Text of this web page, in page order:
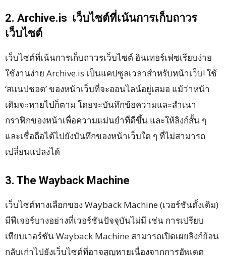
2. Archive.is เว็บไซต์ที่เน้นการเก็บถาวร
เว็บไซต์
เว็บไซต์ที่เน้นการเก็บถาวรเว็บไซต์ อินเทอร์เฟซเรียบง่าย
ใช้งานง่าย Archive.is เป็นแคปซูลเวลาสำหรับหน้าเว็บ! ใช้
‘สแนปชอต’ ของหน้าเว็บที่จะออนไลน์อยู่เสมอ แม้ว่าหน้า
เดิมจะหายไปก็ตาม โดยจะบันทึกข้อความและสำเนา
กราฟิกของหน้าเพื่อความแม่นยำที่ดีขึ้น และให้ลิงก์สั้น ๆ
และเชื่อถือได้ไปยังบันทึกของหน้าเว็บใด ๆ ที่ไม่สามารถ
เปลี่ยนแปลงได้
3. The Wayback Machine
เว็บไซต์ทางเลือกของ Wayback Machine (เวอร์ชันดั้งเดิม)
มีฟีเจอร์บางอย่างที่เวอร์ชันปัจจุบันไม่มี เช่น การเปรียบ
เทียบเวอร์ชัน Wayback Machine สามารถเปิดเผยลิงก์ย้อน
กลับเก่าไปยังเว็บไซต์ที่อาจสูญหายเนื่องจากการอัพเดต